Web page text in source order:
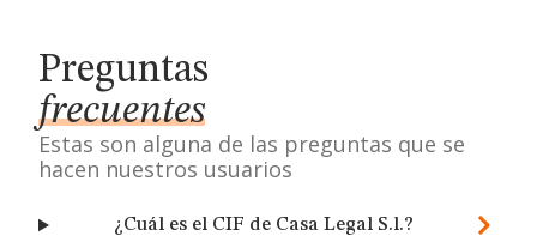
Preguntas
frecuentes
Estas son alguna de las preguntas que se
hacen nuestros usuarios
¿Cuál es el CIF de Casa Legal S.l.?